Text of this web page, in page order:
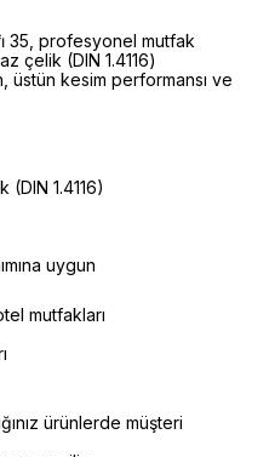
35, profesyonel mutfak
çelik (DIN 1.4116)
üstün kesim performansı ve
(DIN 1.4116)
uygun
mutfakları
ürünlerde müşteri